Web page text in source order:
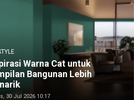
Warna Cat untuk
Bangunan Lebih
30 Jul 2026 10:17